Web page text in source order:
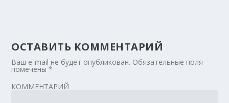
ОСТАВИТЬ КОММЕНТАРИЙ
Ваш e-mail не будет опубликован. Обязательные поля
помечены*
КОММЕНТАРИЙ